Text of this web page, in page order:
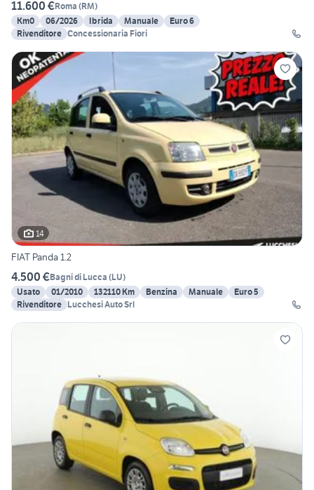
11.600 €Roma (RM)
Km0
06/2026 Ibrida Manuale
Euro 6
Rivenditore Concessionaria Fiori
14
FIAT Panda 1.2
4.500 €Bagni di Lucca (LU)
Usato
01/2010 132110 Km Benzina Manuale
Euro 5
Rivenditore Lucchesi Auto Srl